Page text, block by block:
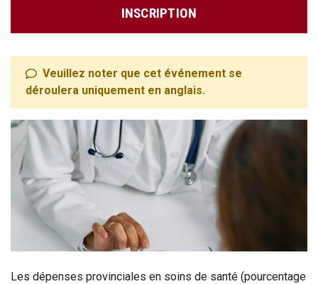
INSCRIPTION
Veuillez noter que cet événement se
déroulera uniquement en anglais.
Les dépenses provinciales en soins de santé (pourcentage